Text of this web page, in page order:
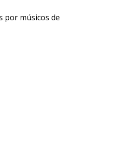
por músicos de